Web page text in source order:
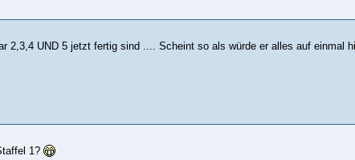
2,3,4 UND 5 jetzt fertig sind .... Scheint so als würde er alles auf einmal
1?